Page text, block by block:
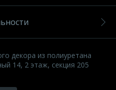
декора из полиуретана
14, 2 этаж, секция 205